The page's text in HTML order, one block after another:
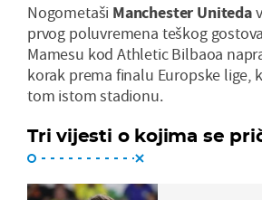
Nogometaši Manchester Uniteda
prvog poluvremena teškog
Mamesu kod Athletic Bilbaoa
korak prema finalu Europske lige,
tom istom stadionu.
Tri vijesti o kojima se